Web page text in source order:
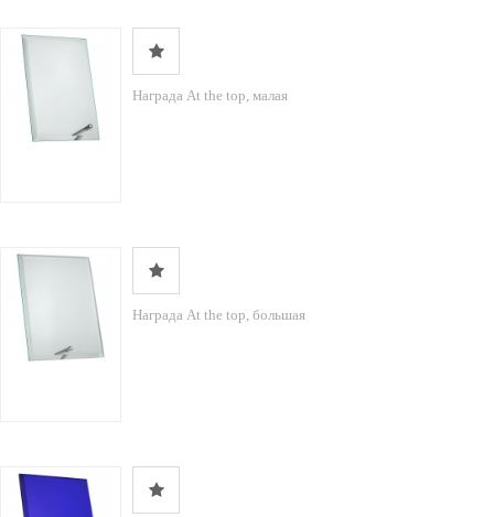
Награда At the top, малая
Награда At the top, большая